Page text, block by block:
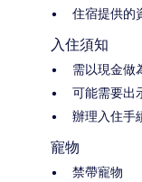
住宿提供的
入住須知
需以現金做
可能需要出
辦理入住手
寵物
禁帶寵物